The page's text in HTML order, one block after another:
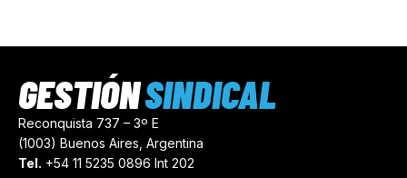
Reconquista 737 – 3º E
(1003) Buenos Aires, Argentina
Tel. +54 11 5235 0896 Int 202
GESTIÓNSINDICAL